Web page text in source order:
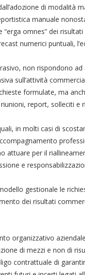
di modalità
manuale
omnes” dei
numerici puntuali,
non rispondono ad
sull’attività
formulate, ma
report, solleciti e
in molti casi di
attuare per il
e
gestionale le
dei risultati
organizzativo
di mezzi e non di
contrattuale di